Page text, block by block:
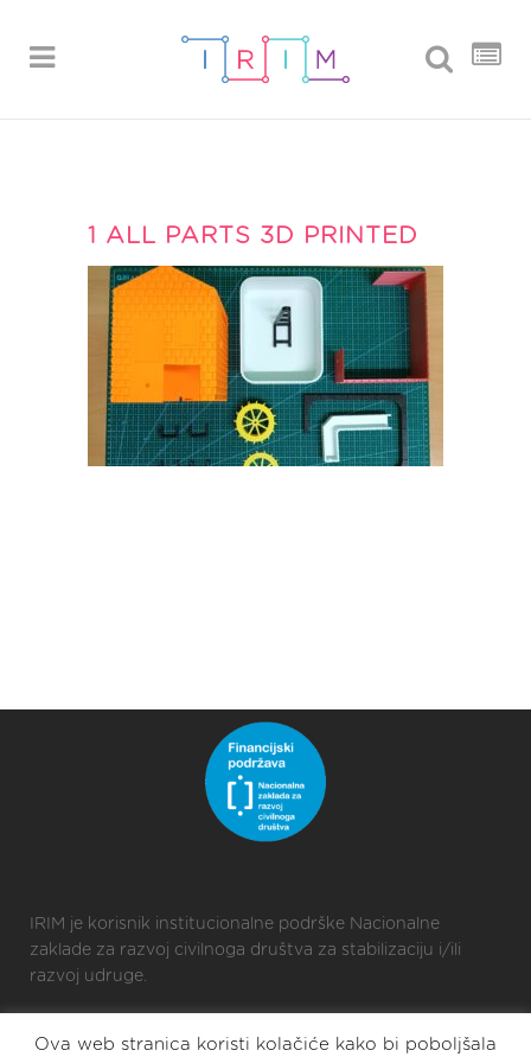
1 ALL PARTS 3D PRINTED
IRIM je korisnik institucionalne podrške Nacionalne
zaklade za razvoj civilnoga društva za stabilizaciju i/ili
razvoj udruge.
Ova web stranica koristi kolačiće kako bi poboljšala